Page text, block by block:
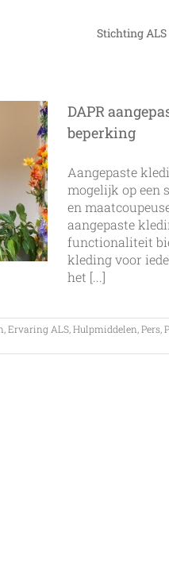
Stichting ALS
DAPR
beperking
Aangepaste
mogelijk op een
en
aangepaste
functionaliteit
kleding voor
het [...]
Ervaring ALS Hulpmiddelen Pers